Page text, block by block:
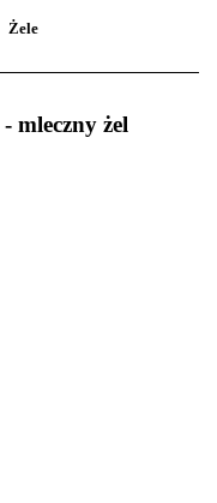
Żele
mleczny żel